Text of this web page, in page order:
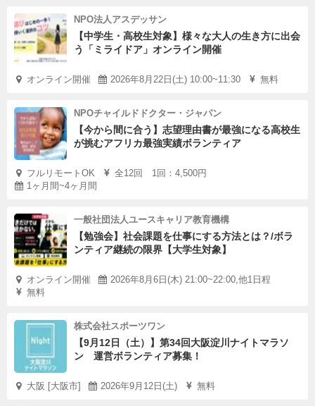
NPO法人アスデッサン
【中学生・高校生対象】様々な大人の生き方に出会
う「ミライドア」オンライン開催
オンライン開催 2026年8月22日(土) 10:00~11:30 無料
NPOチャイルドドクター・ジャパン
【今から間に合う】志望理由書が最強になる高校生
が挑むアフリカ最強実績ボランティア
フルリモートOK
全12回 1回：4,500円
1ヶ月間~4ヶ月間
一般社団法人ユースキャリア教育機構
【勉強会】社会課題を仕事にする方法とは？/ボラ
ンティア継続の限界【大学生対象】
オンライン開催
2026年8月6日(木) 21:00~22:00,他1日程
無料
株式会社スポーツワン
【9月12日（土）】第34回大阪淀川ナイトマラソ
ン 運営ボランティア募集！
大阪 [大阪市] 2026年9月12日(土) 無料